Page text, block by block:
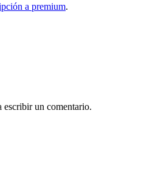
a premium.
escribir un comentario.